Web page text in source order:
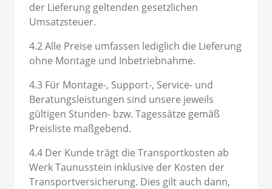
der Lieferung geltenden gesetzlichen
Umsatzsteuer.
4.2 Alle Preise umfassen lediglich die Lieferung
ohne Montage und Inbetriebnahme.
4.3 Für Montage-, Support-, Service- und
Beratungsleistungen sind unsere jeweils
gültigen Stunden- bzw. Tagessätze gemäß
Preisliste maßgebend.
4.4 Der Kunde trägt die Transportkosten ab
Werk Taunusstein inklusive der Kosten der
Transportversicherung. Dies gilt auch dann,